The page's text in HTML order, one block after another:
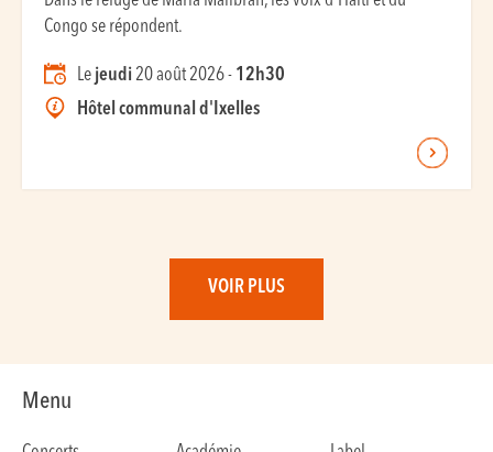
Congo se répondent.
Le jeudi 20 août 2026 - 12h30
Hôtel communal d'Ixelles
VOIR PLUS
Menu